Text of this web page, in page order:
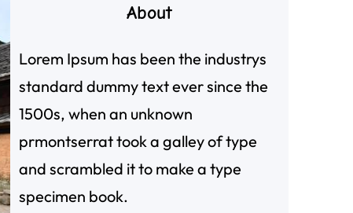
About
Lorem Ipsum has been the industrys
standard dummy text ever since the
1500s, when an unknown
prmontserrat took a galley of type
and scrambled it to make a type
specimen book.